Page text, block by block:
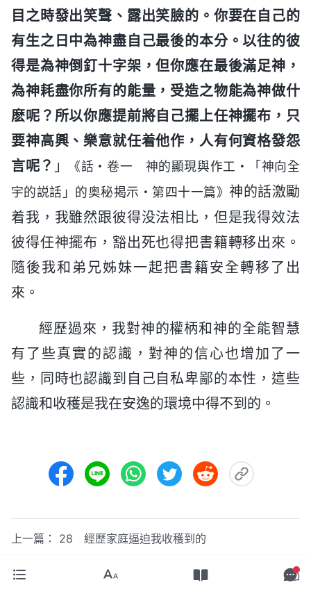
目之時發出笑聲、露出笑臉的。你要在自己的
有生之日中為神盡自己最後的本分。以往的彼
得是為神倒釘十字架，但你應在最後滿足神，
為神耗盡你所有的能量，受造之物能為神做什
麽呢？所以你應提前將自己擺上任神擺布，只
要神高興、樂意就任着他作，人有何資格發怨
言呢？ 」
《話・卷一 神的顯現與作工・「神向全
宇的説話」的奥秘揭示・第四十一篇》 神的話激勵
着我，我雖然跟彼得没法相比，但是我得效法
彼得任神擺布，豁出死也得把書籍轉移出來。
隨後我和弟兄姊妹一起把書籍安全轉移了出
來。
經歷過來，我對神的權柄和神的全能智慧
有了些真實的認識，對神的信心也增加了一
些，同時也認識到自己自私卑鄙的本性，這些
認識和收穫是我在安逸的環境中得不到的。
上一篇： 28 經歷家庭逼迫我收穫到的